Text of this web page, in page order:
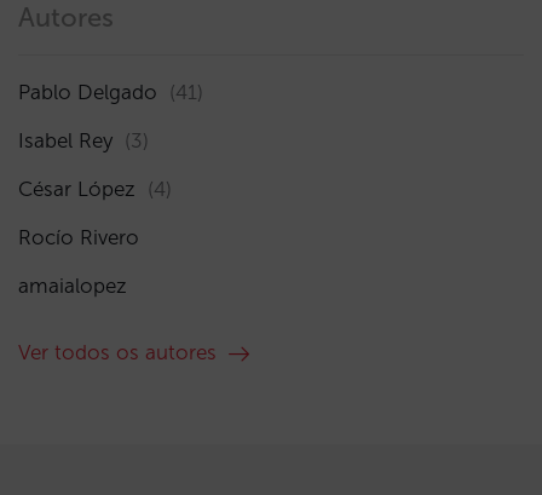
Autores
Pablo Delgado (41)
Isabel Rey (3)
César López (4)
Rocío Rivero
amaialopez
Ver todos os autores